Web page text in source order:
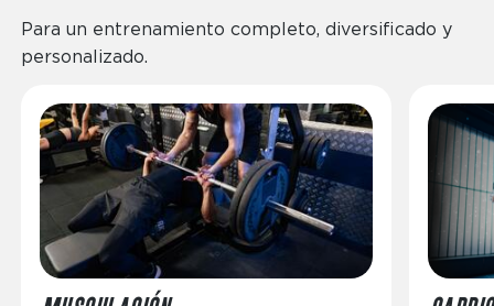
Para un entrenamiento completo, diversificado y
personalizado.
Imagen Imagen